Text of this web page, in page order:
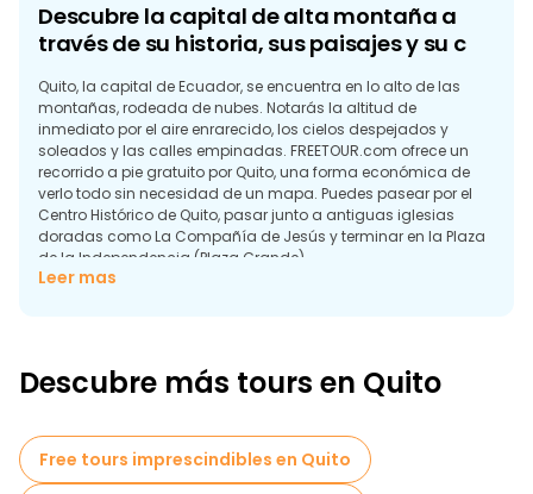
Descubre la capital de alta montaña a
través de su historia, sus paisajes y su c
Quito, la capital de Ecuador, se encuentra en lo alto de las
montañas, rodeada de nubes. Notarás la altitud de
inmediato por el aire enrarecido, los cielos despejados y
soleados y las calles empinadas. FREETOUR.com ofrece un
recorrido a pie gratuito por Quito, una forma económica de
verlo todo sin necesidad de un mapa. Puedes pasear por el
Centro Histórico de Quito, pasar junto a antiguas iglesias
doradas como La Compañía de Jesús y terminar en la Plaza
de la Independencia (Plaza Grande).
experiencia única en comparación con muchas otras
capitales que visitarás a pie son:
Leer mas
Descubre más tours en Quito
Free tours imprescindibles en Quito